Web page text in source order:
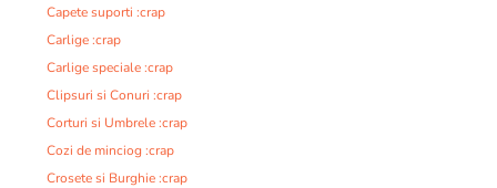
Capete suporti :crap
Carlige :crap
Carlige speciale :crap
Clipsuri si Conuri :crap
Corturi si Umbrele :crap
Cozi de minciog :crap
Crosete si Burghie :crap